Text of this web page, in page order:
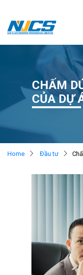
CHẤM
CỦA DỰ
Home Đầu tư